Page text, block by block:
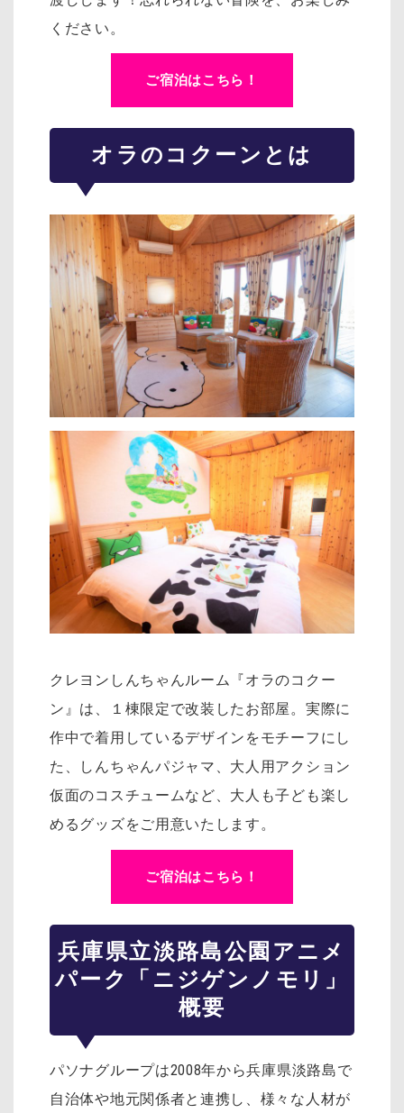
ください。
ご宿泊はこちら！
オラのコクーンとは
クレヨンしんちゃんルーム『オラのコクー
ン』は、１棟限定で改装したお部屋。実際に
作中で着用しているデザインをモチーフにし
た、しんちゃんパジャマ、大人用アクション
仮面のコスチュームなど、大人も子ども楽し
めるグッズをご用意いたします。
ご宿泊はこちら！
兵庫県立淡路島公園アニメ
パーク「ニジゲンノモリ」
概要
パソナグループは2008年から兵庫県淡路島で
自治体や地元関係者と連携し、様々な人材が